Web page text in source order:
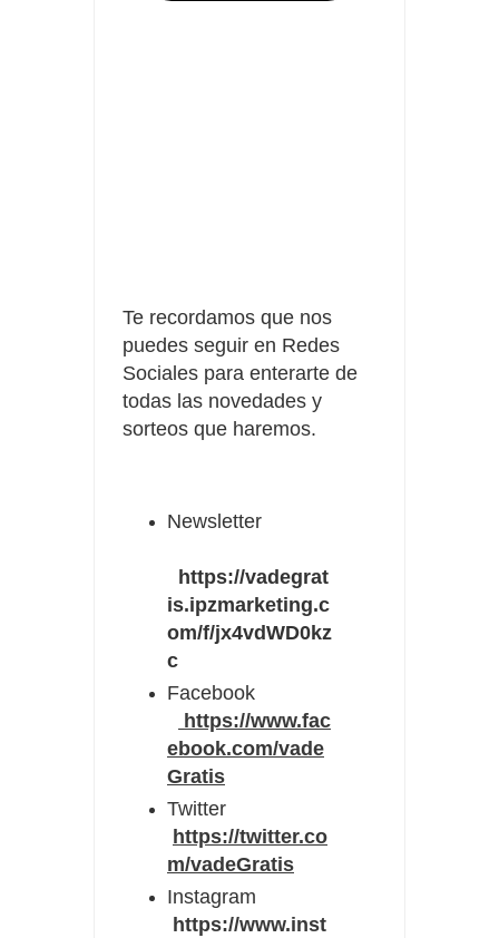
Te recordamos que nos
puedes seguir en Redes
Sociales para enterarte de
todas las novedades y
sorteos que haremos.
Newsletter
https://vadegrat
is.ipzmarketing.c
om/f/jx4vdWD0kz
c
Facebook
https://www.fac
ebook.com/vade
Gratis
Twitter
https://twitter.co
m/vadeGratis
Instagram
https://www.inst